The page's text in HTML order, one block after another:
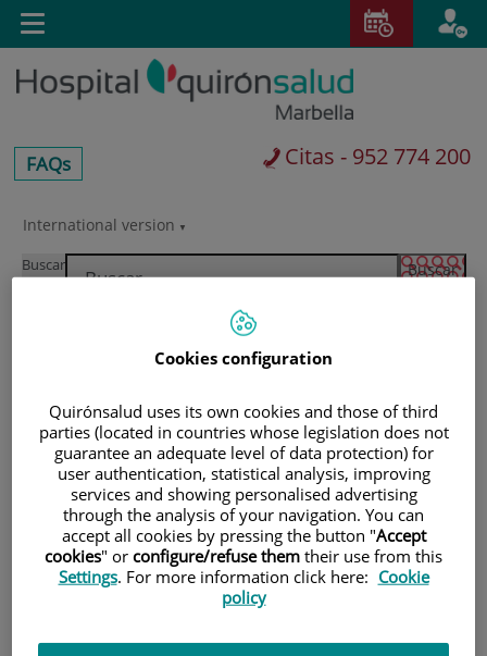
Saltar al contenido
Saltar
contenido
International version
centros-
faq
FAQs Citas - 952 774 200
Buscar
Toggle
navigation
Pacientes y visitantes
Cookies configuration
Quirónsalud uses its own cookies and those of third
parties (located in countries whose legislation does not
guarantee an adequate level of data protection) for
user authentication, statistical analysis, improving
services and showing personalised advertising
through the analysis of your navigation. You can
accept all cookies by pressing the button "Accept
cookies" or configure/refuse them their use from this
Settings. For more information click here: Cookie
policy